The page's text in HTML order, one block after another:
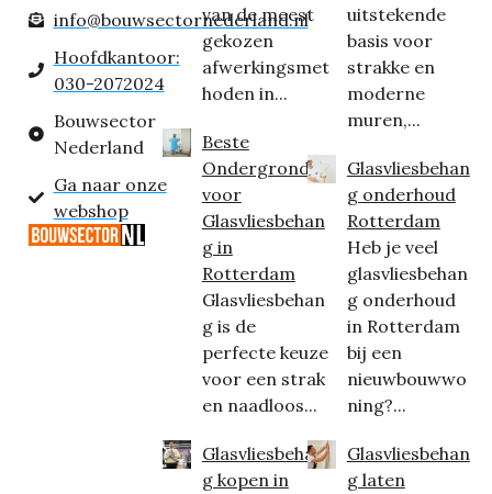
info@bouwsectornederland.nl
Hoofdkantoor:
030-2072024
Bouwsector
Nederland
Ga naar onze
webshop
van de meest
gekozen
afwerkingsmet
hoden in...
Beste
Ondergrond
voor
Glasvliesbehan
g in
Rotterdam
Glasvliesbehan
g is de
perfecte keuze
voor een strak
en naadloos...
Glasvliesbehan
g kopen in
uitstekende
basis voor
strakke en
moderne
muren,...
Glasvliesbehan
g onderhoud
Rotterdam
Heb je veel
glasvliesbehan
g onderhoud
in Rotterdam
bij een
nieuwbouwwo
ning?...
Glasvliesbehan
g laten